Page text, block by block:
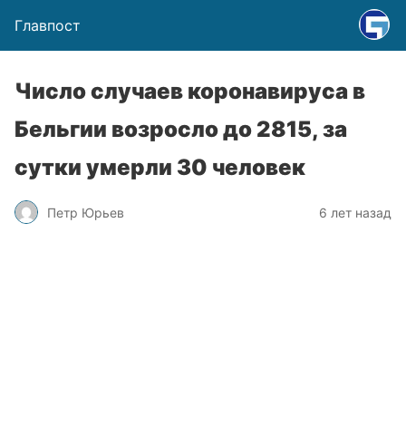
Главпост
Число случаев коронавируса в
Бельгии возросло до 2815, за
сутки умерли 30 человек
Петр Юрьев 6 лет назад